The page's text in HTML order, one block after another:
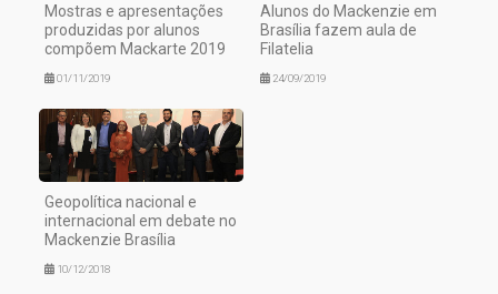
Mostras e apresentações
produzidas por alunos
compõem Mackarte 2019
01/11/2019
Alunos do Mackenzie em
Brasília fazem aula de
Filatelia
24/09/2019
Geopolítica nacional e
internacional em debate no
Mackenzie Brasília
10/12/2018